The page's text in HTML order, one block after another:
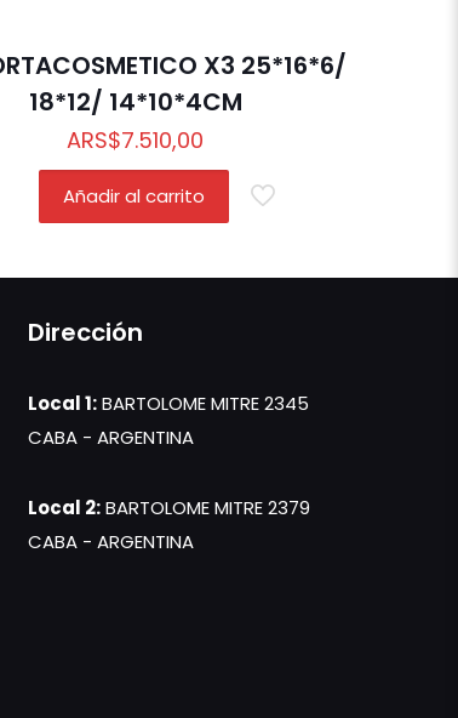
X3 25*16*6/
18*12/ 14*10*4CM
ARS$7.510,00
Añadir al carrito
Dirección
Local 1:BARTOLOME MITRE 2345
CABA - ARGENTINA
Local 2:BARTOLOME MITRE 2379
CABA - ARGENTINA